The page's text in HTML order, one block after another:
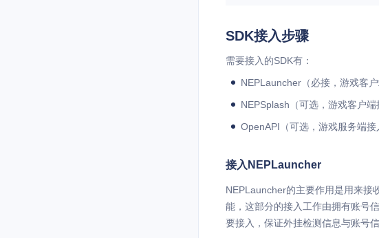
SDK接入步骤
需要接入的SDK有：
NEPLauncher（必接，游戏客
NEPSplash（可选，游戏客户端
OpenAPI（可选，游戏服务端接
接入NEPLauncher
NEPLauncher的主要作用是用来接
能，这部分的接入工作由拥有账号
要接入，保证外挂检测信息与账号信